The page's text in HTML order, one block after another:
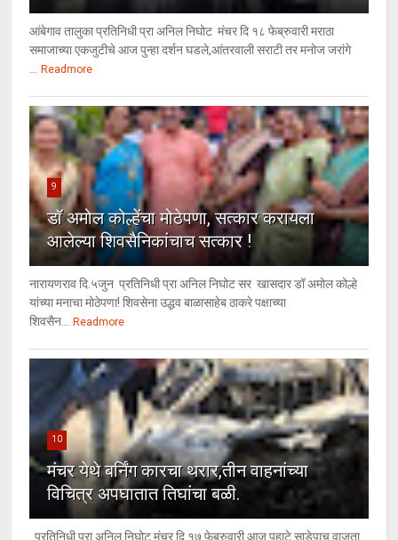
आंबेगाव तालुका प्रतिनिधी प्रा अनिल निघोट मंचर दि १८ फेब्रुवारी मराठा
समाजाच्या एकजुटीचे आज पुन्हा दर्शन घडले,आंतरवाली सराटी तर मनोज जरांगे
Readmore
9
डॉ अमोल कोल्हेंचा मोठेपणा, सत्कार करायला
आलेल्या शिवसैनिकांचाच सत्कार !
नारायणराव दि.५जुन प्रतिनिधी प्रा अनिल निघोट सर खासदार डॉ अमोल कोल्हे
यांच्या मनाचा मोठेपणा! शिवसेना उद्धव बाळासाहेब ठाकरे पक्षाच्या
शिवसैन...
Readmore
10
मंचर येथे बर्निंग कारचा थरार,तीन वाहनांच्या
विचित्र अपघातात तिघांचा बळी.
प्रतिनिधी प्रा अनिल निघोट मंचर दि १७ फेब्रुवारी आज पहाटे साडेपाच वाजता